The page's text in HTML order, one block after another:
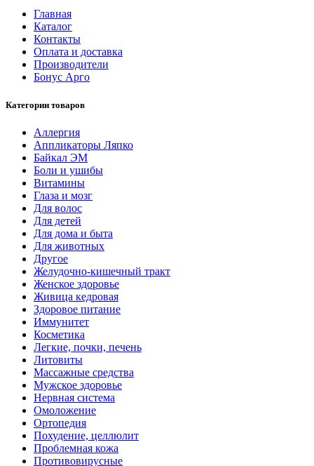
Главная
Каталог
Контакты
Оплата и доставка
Производители
Бонус Арго
Категории товаров
Аллергия
Аппликаторы Ляпко
Байкал ЭМ
Боли и ушибы
Витамины
Глаза и мозг
Для волос
Для детей
Для дома и быта
Для животных
Другое
Желудочно-кишечный тракт
Женское здоровье
Живица кедровая
Здоровое питание
Иммунитет
Косметика
Легкие, почки, печень
Литовиты
Массажные средства
Мужское здоровье
Нервная система
Омоложение
Ортопедия
Похудение, целлюлит
Проблемная кожа
Противовирусные